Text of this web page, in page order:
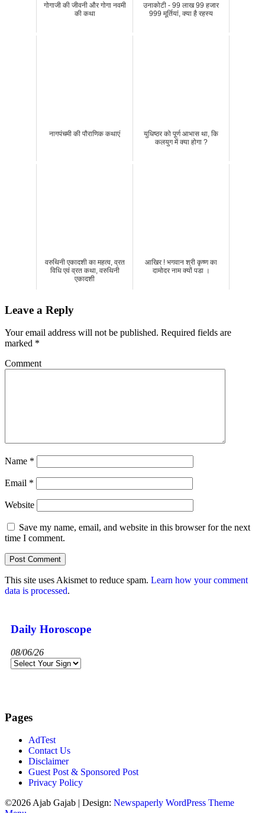
गोगाजी की जीवनी और गोगा नवमी
की कथा
उनाकोटी - 99 लाख 99 हजार
999 मूर्तियां, क्या है रहस्य
नागपंचमी की पौराणिक कथाएं
युधिष्ठर को पूर्ण आभास था, कि
कलयुग में क्या होगा ?
वरुथिनी एकादशी का महत्व, व्रत
विधि एवं व्रत कथा, वरुथिनी
एकादशी
आखिर ! भगवान श्री कृष्ण का
दामोदर नाम क्यों पडा ।
Leave a Reply
Your email address will not be published. Required fields are
marked *
Comment
Name *
Email *
Website
Save my name, email, and website in this browser for the next
time I comment.
This site uses Akismet to reduce spam. Learn how your comment
data is processed.
Daily Horoscope
08/06/26
Pages
AdTest
Contact Us
Disclaimer
Guest Post & Sponsored Post
Privacy Policy
©2026 Ajab Gajab | Design: Newspaperly WordPress Theme